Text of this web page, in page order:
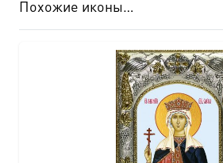
Похожие иконы…